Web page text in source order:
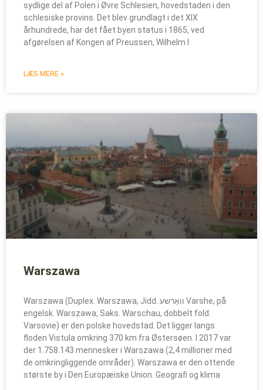
sydlige del af Polen i Øvre Schlesien, hovedstaden i den
schlesiske provins. Det blev grundlagt i det XIX
århundrede, har det fået byen status i 1865, ved
afgørelsen af Kongen af Preussen, Wilhelm I
LÆS MERE »
Warszawa
Warszawa (Duplex. Warszawa, Jidd. וואַרשע Varshe, på
engelsk. Warszawa, Saks. Warschau, dobbelt fold.
Varsovie) er den polske hovedstad. Det ligger langs
floden Vistula omkring 370 km fra Østersøen. I 2017 var
der 1.758.143 mennesker i Warszawa (2,4 millioner med
de omkringliggende områder). Warszawa er den ottende
største by i Den Europæiske Union. Geografi og klima